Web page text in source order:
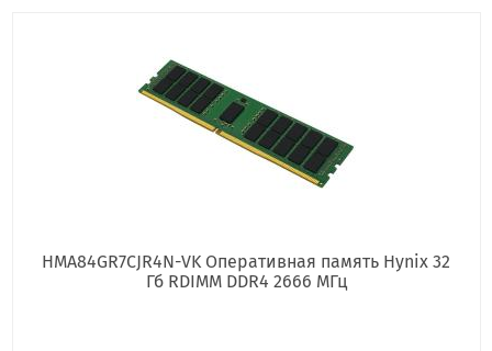
HMA84GR7CJR4N-VK Оперативная память Hynix 32
Гб RDIMM DDR4 2666 МГц